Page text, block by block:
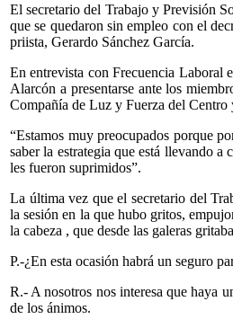
El secretario del Trabajo y Previsión
que se quedaron sin empleo con el
priista, Gerardo Sánchez García.
En entrevista con Frecuencia Laboral
Alarcón a presentarse ante los
Compañía de Luz y Fuerza del
“Estamos muy preocupados porque
saber la estrategia que está llevando
les fueron suprimidos”.
La última vez que el secretario del
la sesión en la que hubo gritos,
la cabeza , que desde las galeras
P.-¿En esta ocasión habrá un seguro
R.- A nosotros nos interesa que haya
de los ánimos.